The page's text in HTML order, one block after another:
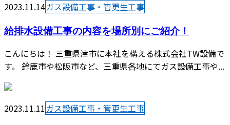
2023.11.14ガス設備工事・管更生工事
給排水設備工事の内容を場所別にご紹介！
こんにちは！ 三重県津市に本社を構える株式会社TW設備で
す。 鈴鹿市や松阪市など、三重県各地にてガス設備工事や...
2023.11.11 ガス設備工事・管更生工事